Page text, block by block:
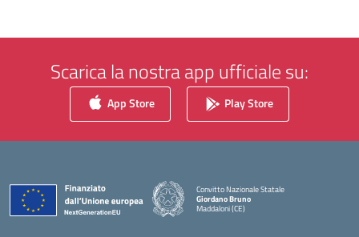
Scarica la nostra app ufficiale su:
App Store Play Store
Convitto Nazionale Statale
Giordano Bruno
Maddaloni (CE)